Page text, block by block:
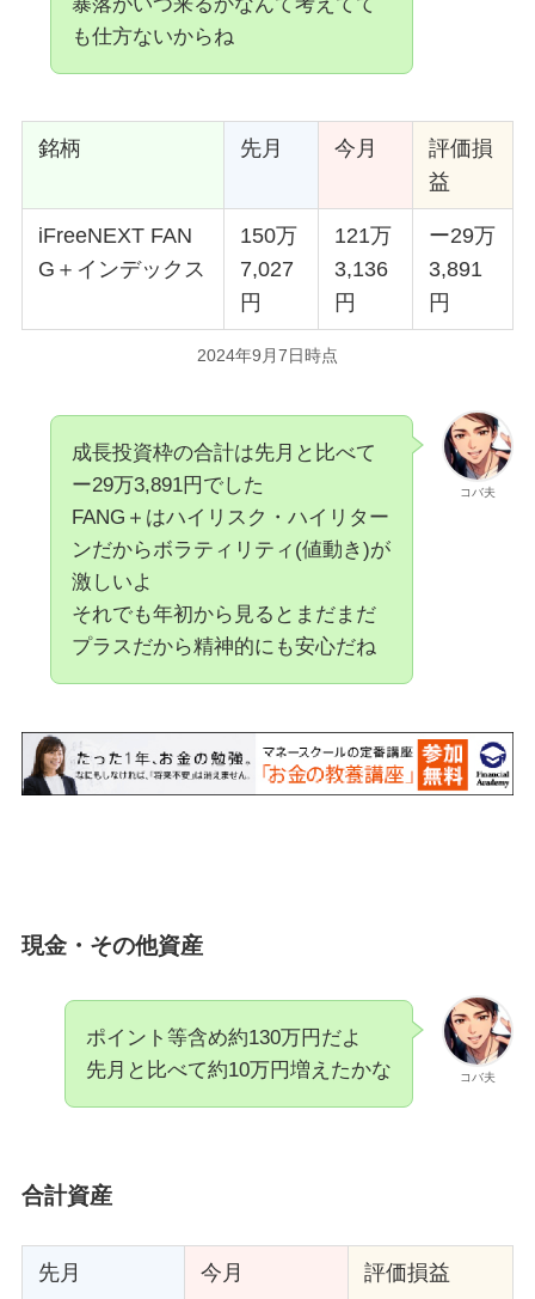
も仕方ないからね
銘柄 先月 今月
評価損
益
iFreeNEXT FAN
G＋インデックス
150万
7,027
円
121万
3,136
円
ー29万
3,891
円
2024年9月7日時点
コバ夫
成長投資枠の合計は先月と比べて
ー29万3,891円でした
FANG＋はハイリスク・ハイリター
ンだからボラティリティ(値動き)が
激しいよ
それでも年初から見るとまだまだ
プラスだから精神的にも安心だね
現金・その他資産
コバ夫
ポイント等含め約130万円だよ
先月と比べて約10万円増えたかな
合計資産
先月 今月 評価損益